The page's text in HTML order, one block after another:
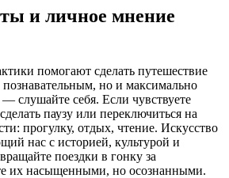
и личное мнение
помогают сделать путешествие
познавательным, но и максимально
слушайте себя. Если чувствуете
паузу или переключиться на
прогулку, отдых, чтение. Искусство
нас с историей, культурой и
поездки в гонку за
их насыщенными, но осознанными.